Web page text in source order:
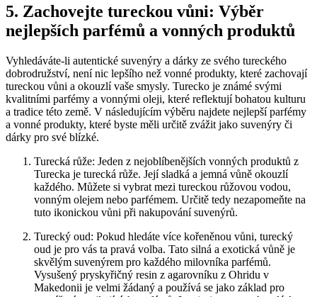
5. Zachovejte tureckou vůni: Výběr
nejlepších‍ parfémů a vonných produktů
Vyhledáváte-li autentické suvenýry a dárky ze svého tureckého
dobrodružství, není nic lepšího‌ než vonné ‌produkty, které zachovají
‌tureckou⁣ vůni a okouzlí vaše smysly. ‍Turecko je známé svými‌
kvalitními parfémy a vonnými ⁢oleji, které reflektují bohatou‌ kulturu
a tradice této země. V následujícím⁢ výběru najdete nejlepší parfémy
⁤a vonné produkty, které byste měli určitě zvážit jako suvenýry či‌
dárky pro své blízké.
Turecká růže: Jeden z nejoblíbenějších ‌vonných produktů⁣ z‌
Turecka je turecká růže. Její sladká a jemná vůně okouzlí
každého.‌ Můžete si vybrat mezi tureckou růžovou vodou,
vonným olejem nebo parfémem.⁢ Určitě tedy nezapomeňte na
tuto ikonickou vůni při nakupování suvenýrů.
Turecký oud: Pokud hledáte více kořeněnou vůni, turecký
‍oud je pro vás ta pravá volba. Tato silná a exotická vůně je
skvělým suvenýrem pro každého⁢ milovníka parfémů.
Vysušený pryskyřičný resin z agarovníku z Ohridu v
Makedonii ​je velmi žádaný⁢ a používá se ⁢jako základ pro